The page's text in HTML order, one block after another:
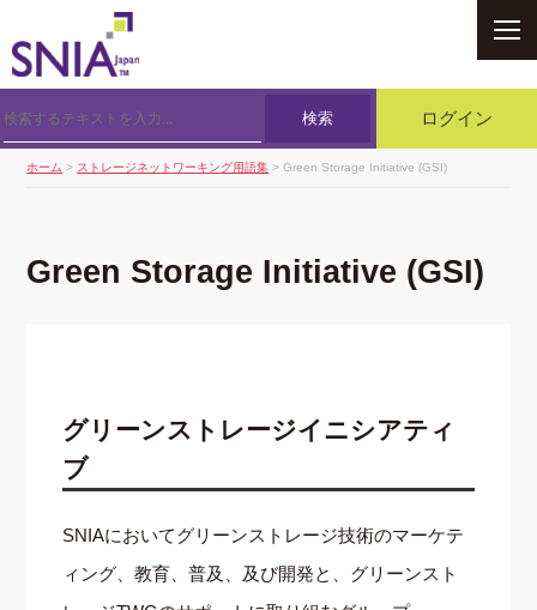
検索 ログイン
ホーム > ストレージネットワーキング用語集 > Green Storage Initiative (GSI)
Green Storage Initiative (GSI)
グリーンストレージイニシアティ
ブ
SNIAにおいてグリーンストレージ技術のマーケテ
ィング、教育、普及、及び開発と、グリーンスト